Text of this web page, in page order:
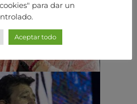
para dar un
Aceptar todo